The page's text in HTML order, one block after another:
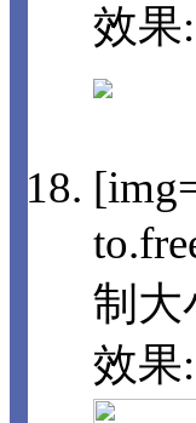
效果:
制大
效果: